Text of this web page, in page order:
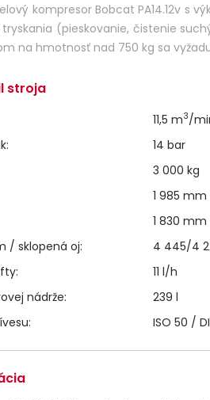
kompresor Bobcat PA14.12v s
tryskania (pieskovanie, čistenie
na hmotnosť nad 750 kg sa
stroja
11,5 m3/
14 bar
3 000 kg
1 985 mm
1 830 mm
/ sklopená oj:
4 445/4
11 l/h
nádrže:
239 l
ISO 50 /